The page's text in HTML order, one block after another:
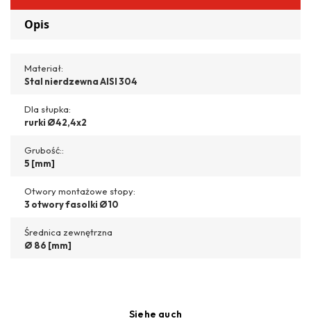
Opis
Materiał:
Stal nierdzewna AISI 304
Dla słupka:
rurki Ø42,4x2
Grubość::
5 [mm]
Otwory montażowe stopy:
3 otwory fasolki Ø10
Średnica zewnętrzna
Ø 86 [mm]
Siehe auch